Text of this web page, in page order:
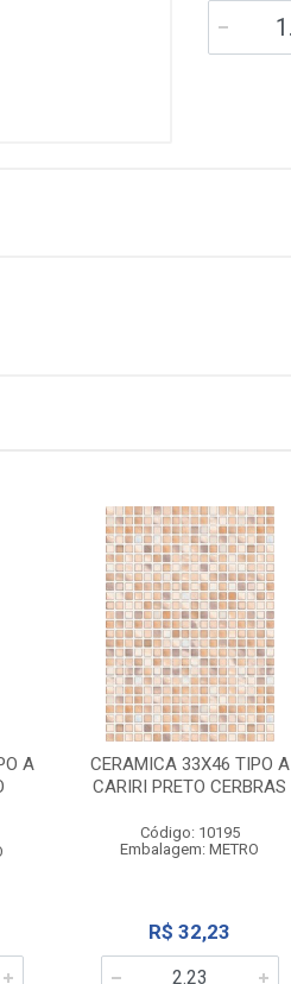
A
CERAMICA 33X46 TIPO A
CARIRI PRETO CERBRAS
Código: 10195
Embalagem: METRO
R$ 32,23